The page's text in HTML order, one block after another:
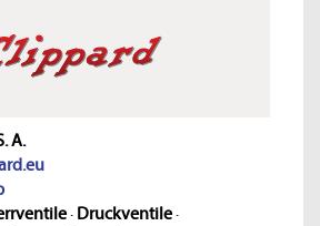
A.
· Druckventile·